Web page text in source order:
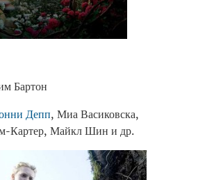
Бартон
Депп, Миа Васиковска,
Картер, Майкл Шин и др.